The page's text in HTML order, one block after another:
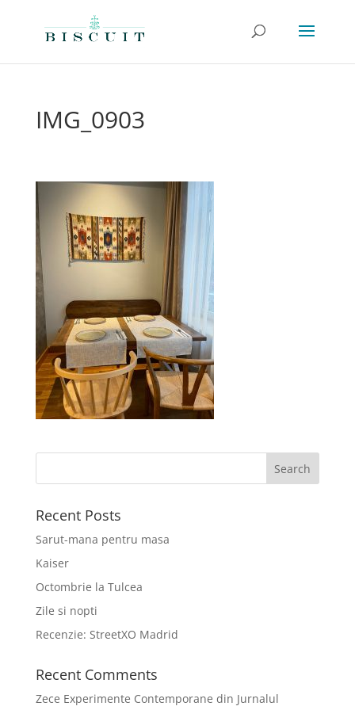
IMG_0903
Recent Posts
Sarut-mana pentru masa
Kaiser
Octombrie la Tulcea
Zile si nopti
Recenzie: StreetXO Madrid
Recent Comments
Zece Experimente Contemporane din Jurnalul